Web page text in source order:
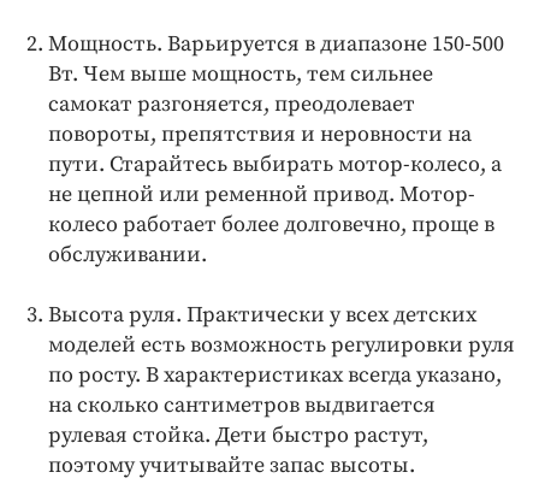
Мощность. Варьируется в диапазоне 150-500
Вт. Чем выше мощность, тем сильнее
самокат разгоняется, преодолевает
повороты, препятствия и неровности на
пути. Старайтесь выбирать мотор-колесо, а
не цепной или ременной привод. Мотор-
колесо работает более долговечно, проще в
обслуживании.
Высота руля. Практически у всех детских
моделей есть возможность регулировки руля
по росту. В характеристиках всегда указано,
на сколько сантиметров выдвигается
рулевая стойка. Дети быстро растут,
поэтому учитывайте запас высоты.